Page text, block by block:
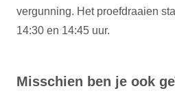
vergunning. Het proefdraaien
14:30 en 14:45 uur.
Misschien ben je ook